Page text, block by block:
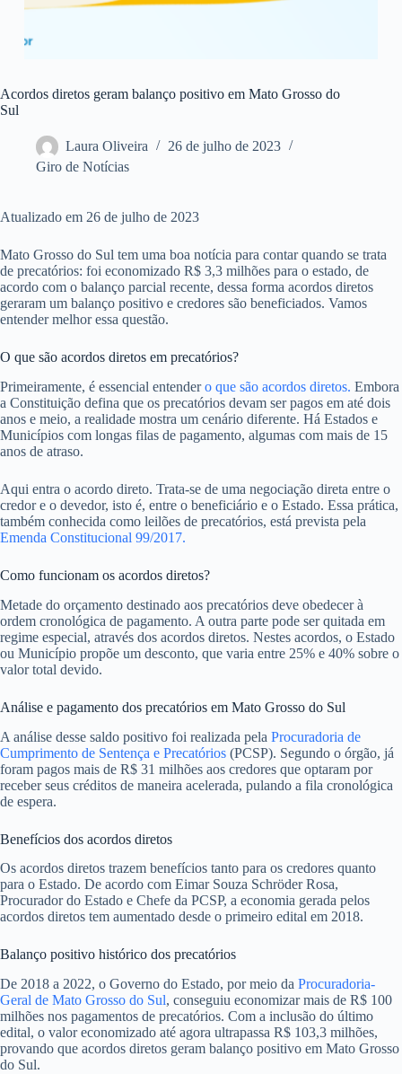
Acordos diretos geram balanço positivo em Mato Grosso do
Sul
Laura Oliveira
26 de julho de 2023
Giro de Notícias
Atualizado em 26 de julho de 2023
Mato Grosso do Sul tem uma boa notícia para contar quando se trata
de precatórios: foi economizado R$ 3,3 milhões para o estado, de
acordo com o balanço parcial recente, dessa forma acordos diretos
geraram um balanço positivo e credores são beneficiados. Vamos
entender melhor essa questão.
O que são acordos diretos em precatórios?
Primeiramente, é essencial entendero que são acordos diretos. Embora
a Constituição defina que os precatórios devam ser pagos em até dois
anos e meio, a realidade mostra um cenário diferente. Há Estados e
Municípios com longas filas de pagamento, algumas com mais de 15
anos de atraso.
Aqui entra o acordo direto. Trata-se de uma negociação direta entre o
credor e o devedor, isto é, entre o beneficiário e o Estado. Essa prática,
também conhecida como leilões de precatórios, está prevista pela
Emenda Constitucional 99/2017.
Como funcionam os acordos diretos?
Metade do orçamento destinado aos precatórios deve obedecer à
ordem cronológica de pagamento. A outra parte pode ser quitada em
regime especial, através dos acordos diretos. Nestes acordos, o Estado
ou Município propõe um desconto, que varia entre 25% e 40% sobre o
valor total devido.
Análise e pagamento dos precatórios em Mato Grosso do Sul
A análise desse saldo positivo foi realizada pela Procuradoria de
Cumprimento de Sentença e Precatórios (PCSP). Segundo o órgão, já
foram pagos mais de R$ 31 milhões aos credores que optaram por
receber seus créditos de maneira acelerada, pulando a fila cronológica
de espera.
Benefícios dos acordos diretos
Os acordos diretos trazem benefícios tanto para os credores quanto
para o Estado. De acordo com Eimar Souza Schröder Rosa,
Procurador do Estado e Chefe da PCSP, a economia gerada pelos
acordos diretos tem aumentado desde o primeiro edital em 2018.
Balanço positivo histórico dos precatórios
De 2018 a 2022, o Governo do Estado, por meio da Procuradoria-
Geral de Mato Grosso do Sul, conseguiu economizar mais de R$ 100
milhões nos pagamentos de precatórios. Com a inclusão do último
edital, o valor economizado até agora ultrapassa R$ 103,3 milhões,
provando que acordos diretos geram balanço positivo em Mato Grosso
do Sul.